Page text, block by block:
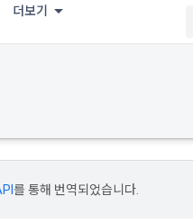
더보기
를 통해 번역되었습니다.